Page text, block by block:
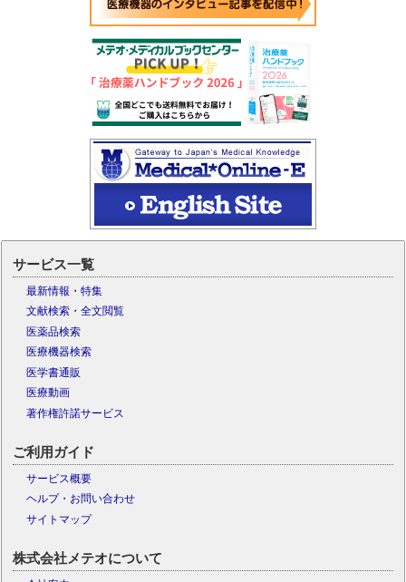
サービス一覧
最新情報・特集
文献検索・全文閲覧
医薬品検索
医療機器検索
医学書通販
医療動画
著作権許諾サービス
ご利用ガイド
サービス概要
ヘルプ・お問い合わせ
サイトマップ
株式会社メテオについて